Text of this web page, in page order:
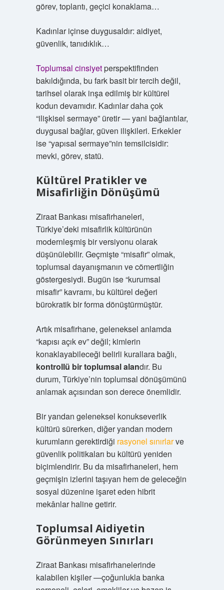
görev, toplantı, geçici konaklama…
Kadınlar içinse duygusaldır: aidiyet,
güvenlik, tanıdıklık…
Toplumsal cinsiyetperspektifinden
bakıldığında, bu fark basit bir tercih değil,
tarihsel olarak inşa edilmiş bir kültürel
kodun devamıdır. Kadınlar daha çok
“ilişkisel sermaye” üretir — yani bağlantılar,
duygusal bağlar, güven ilişkileri. Erkekler
ise “yapısal sermaye”nin temsilcisidir:
mevki, görev, statü.
Kültürel Pratikler ve
Misafirliğin Dönüşümü
Ziraat Bankası misafirhaneleri,
Türkiye’deki misafirlik kültürünün
modernleşmiş bir versiyonu olarak
düşünülebilir. Geçmişte “misafir” olmak,
toplumsal dayanışmanın ve cömertliğin
göstergesiydi. Bugün ise “kurumsal
misafir” kavramı, bu kültürel değeri
bürokratik bir forma dönüştürmüştür.
Artık misafirhane, geleneksel anlamda
“kapısı açık ev” değil; kimlerin
konaklayabileceği belirli kurallara bağlı,
kontrollü bir toplumsal alandır. Bu
durum, Türkiye’nin toplumsal dönüşümünü
anlamak açısından son derece önemlidir.
Bir yandan geleneksel konukseverlik
kültürü sürerken, diğer yandan modern
kurumların gerektirdiği rasyonel sınırlarve
güvenlik politikaları bu kültürü yeniden
biçimlendirir. Bu da misafirhaneleri, hem
geçmişin izlerini taşıyan hem de geleceğin
sosyal düzenine işaret eden hibrit
mekânlar haline getirir.
Toplumsal Aidiyetin
Görünmeyen Sınırları
Ziraat Bankası misafirhanelerinde
kalabilen kişiler —çoğunlukla banka